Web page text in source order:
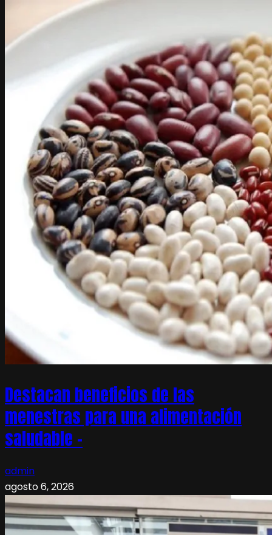
Destacan beneficios de las
menestras para una alimentación
saludable –
admin
agosto 6, 2026